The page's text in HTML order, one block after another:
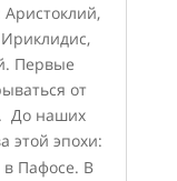
Первые
от
До наших
этой эпохи:
Пафосе. В